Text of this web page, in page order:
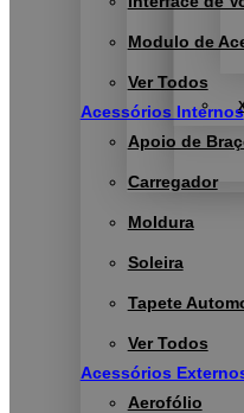
Modulo de
Ver Todos
Acessórios Internos
Apoio de
Carregador
Moldura
Soleira
Tapete
Ver Todos
Acessórios
Aerofólio